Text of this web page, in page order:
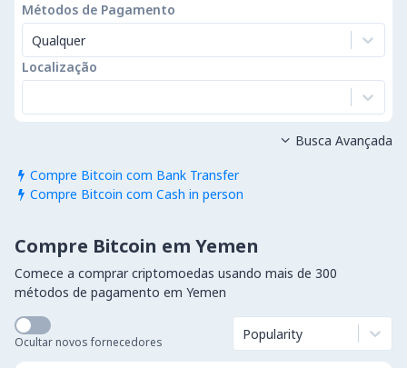
Métodos de Pagamento
Qualquer
Localização
 Compre Bitcoin com Bank Transfer
 Compre Bitcoin com Cash in person
 Busca Avançada
Compre Bitcoin em Yemen
Comece a comprar criptomoedas usando mais de 300
métodos de pagamento em Yemen
Ocultar novos fornecedores Popularity